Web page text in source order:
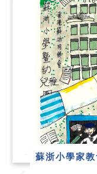
蘇浙小學家